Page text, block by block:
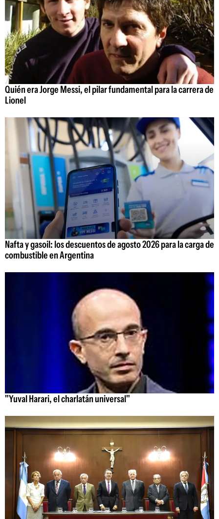
Quién era Jorge Messi, el pilar fundamental para la carrera de
Lionel
Nafta y gasoil: los descuentos de agosto 2026 para la carga de
combustible en Argentina
"Yuval Harari, el charlatán universal"